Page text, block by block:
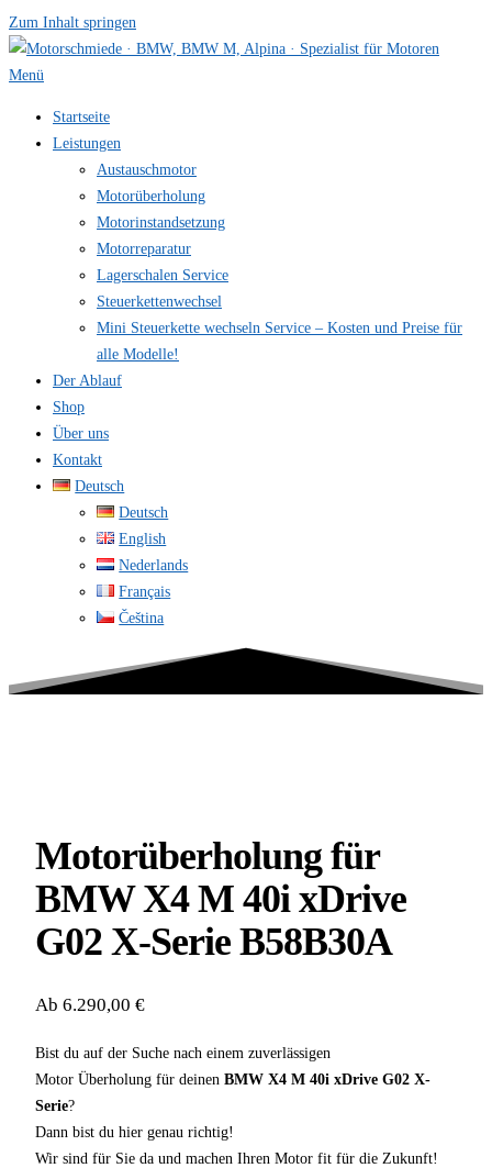
Zum Inhalt springen
Menü
Startseite
Leistungen
Austauschmotor
Motorüberholung
Motorinstandsetzung
Motorreparatur
Lagerschalen Service
Steuerkettenwechsel
Mini Steuer­kette wechseln Service – Kosten und Preise für
alle Modelle!
Der Ablauf
Shop
Über uns
Kontakt
Deutsch
Deutsch
English
Nederlands
Français
Čeština
Motorüberholung für
BMW X4 M 40i xDrive
G02 X-Serie B58B30A
Ab 6.290,00 €
Bist du auf der Suche nach einem zuverlässigen
Motor Überholung für deinen BMW X4 M 40i xDrive G02 X-
Serie?
Dann bist du hier genau richtig!
Wir sind für Sie da und machen Ihren Motor fit für die Zukunft!